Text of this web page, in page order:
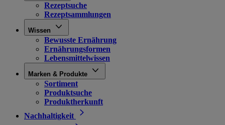
Rezeptsuche
Rezeptsammlungen
Wissen
Bewusste Ernährung
Ernährungsformen
Lebensmittelwissen
Marken & Produkte
Sortiment
Produktsuche
Produktherkunft
Nachhaltigkeit